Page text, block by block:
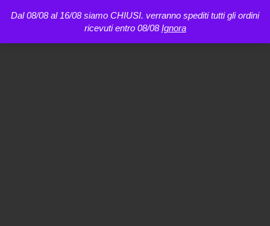
Dal 08/08 al 16/08 siamo CHIUSI. verranno spediti tutti gli ordini
ricevuti entro 08/08Ignora